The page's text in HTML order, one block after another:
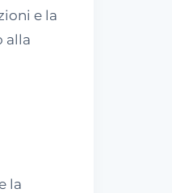
e la
alla
la